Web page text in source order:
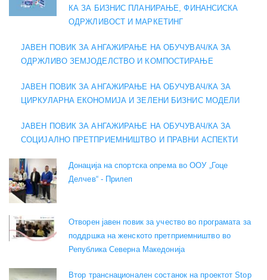
КА ЗА БИЗНИС ПЛАНИРАЊЕ, ФИНАНСИСКА
ОДРЖЛИВОСТ И МАРКЕТИНГ
ЈАВЕН ПОВИК ЗА АНГАЖИРАЊЕ НА ОБУЧУВАЧ/КА ЗА
ОДРЖЛИВО ЗЕМЈОДЕЛСТВО И КОМПОСТИРАЊЕ
ЈАВЕН ПОВИК ЗА АНГАЖИРАЊЕ НА ОБУЧУВАЧ/КА ЗА
ЦИРКУЛАРНА ЕКОНОМИЈА И ЗЕЛЕНИ БИЗНИС МОДЕЛИ
ЈАВЕН ПОВИК ЗА АНГАЖИРАЊЕ НА ОБУЧУВАЧ/КА ЗА
СОЦИЈАЛНО ПРЕТПРИЕМНИШТВО И ПРАВНИ АСПЕКТИ
Донација на спортска опрема во ООУ „Гоце
Делчев“ - Прилеп
Отворен јавен повик за учество во програмата за
поддршка на женското претприемништво во
Република Северна Македонија
Втор транснационален состанок на проектот Stop